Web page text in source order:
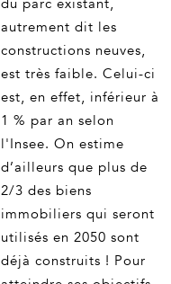
du parc existant,
autrement dit les
constructions neuves,
est très faible. Celui-ci
est, en effet, inférieur à
1 % par an selon
l'Insee. On estime
d’ailleurs que plus de
2/3 des biens
immobiliers qui seront
utilisés en 2050 sont
déjà construits ! Pour